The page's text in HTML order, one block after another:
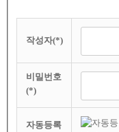
작성자(*)
비밀번호
(*)
자동등록